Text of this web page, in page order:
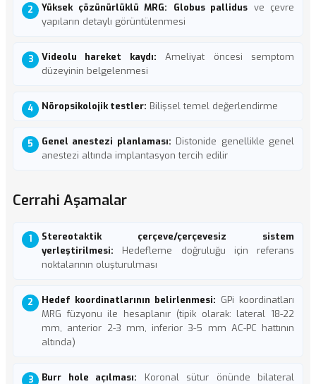
Yüksek çözünürlüklü MRG: Globus pallidus ve çevre
yapıların detaylı görüntülenmesi
Videolu hareket kaydı: Ameliyat öncesi semptom
düzeyinin belgelenmesi
Nöropsikolojik testler: Bilişsel temel değerlendirme
Genel anestezi planlaması: Distonide genellikle genel
anestezi altında implantasyon tercih edilir
Cerrahi Aşamalar
Stereotaktik çerçeve/çerçevesiz sistem
yerleştirilmesi: Hedefleme doğruluğu için referans
noktalarının oluşturulması
Hedef koordinatlarının belirlenmesi: GPi koordinatları
MRG füzyonu ile hesaplanır (tipik olarak: lateral 18-22
mm, anterior 2-3 mm, inferior 3-5 mm AC-PC hattının
altında)
Burr hole açılması: Koronal sütur önünde bilateral